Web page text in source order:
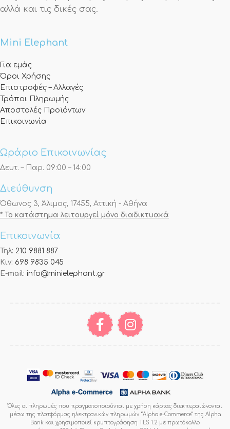
αλλά και τις δικές σας.
Mini Elephant
Για εμάς
Όροι Χρήσης
Επιστροφές – Αλλαγές
Τρόποι Πληρωμής
Αποστολές Προϊόντων
Επικοινωνία
Ωράριο Επικοινωνίας
Δευτ. – Παρ. 09:00 – 14:00
Διεύθυνση
Όθωνος 3, Άλιμος, 17455, Αττική - Αθήνα
* Το κατάστημα λειτουργεί μόνο διαδικτυακά
Επικοινωνία
Τηλ: 210 9881 887
Κιν: 698 9835 045
E-mail: info@minielephant.gr
Όλες οι πληρωμές που πραγματοποιούνται με χρήση κάρτας διεκπεραιώνονται
μέσω της πλατφόρμας ηλεκτρονικών πληρωμών “Alpha e-Commerce” της Alpha
Bank και χρησιμοποιεί κρυπτογράφηση TLS 1.2 με πρωτόκολλο